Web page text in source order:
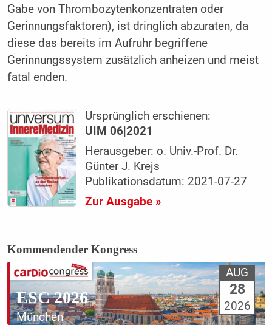
Gabe von Thrombozytenkonzentraten oder
Gerinnungsfaktoren), ist dringlich abzuraten, da
diese das bereits im Aufruhr begriffene
Gerinnungssystem zusätzlich anheizen und meist
fatal enden.
Ursprünglich erschienen:
UIM 06|2021
Herausgeber: o. Univ.-Prof. Dr.
Günter J. Krejs
Publikationsdatum: 2021-07-27
Zur Ausgabe »
Kommendender Kongress
ESC 2026
München
AUG
28
2026